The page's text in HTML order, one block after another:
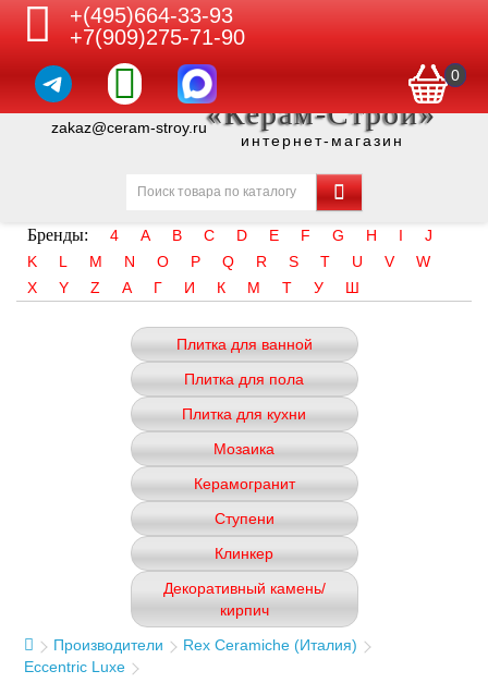
+(495)664-33-93
+7(909)275-71-90
0
zakaz@ceram-stroy.ru«Керам-Строй»
интернет-магазин
Бренды: 4 A B C D E F G H I
J
K
L M N O P Q R S T U V
W
X
Y Z А Г И К М Т У Ш
Плитка для ванной
Плитка для пола
Плитка для кухни
Мозаика
Керамогранит
Ступени
Клинкер
Декоративный камень/
кирпич
Производители
Rex Ceramiche (Италия)
Eccentric Luxe